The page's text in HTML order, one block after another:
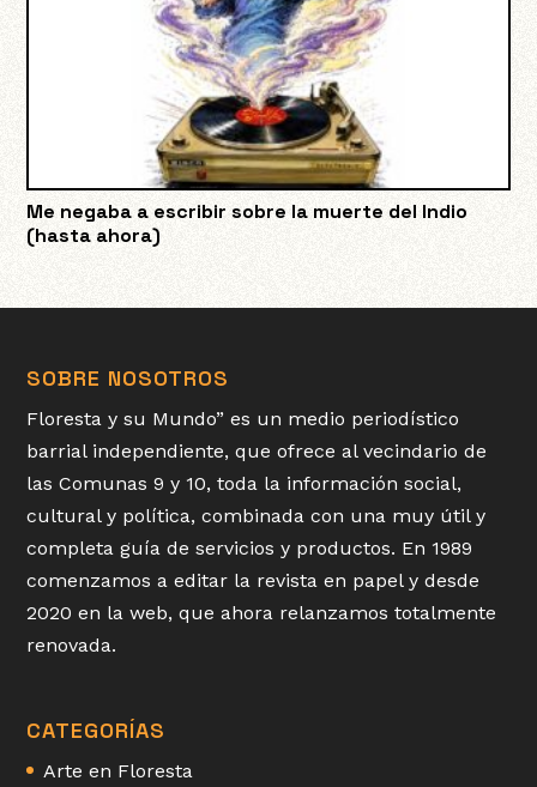
Me negaba a escribir sobre la muerte del Indio
(hasta ahora)
SOBRE NOSOTROS
Floresta y su Mundo” es un medio periodístico
barrial independiente, que ofrece al vecindario de
las Comunas 9 y 10, toda la información social,
cultural y política, combinada con una muy útil y
completa guía de servicios y productos. En 1989
comenzamos a editar la revista en papel y desde
2020 en la web, que ahora relanzamos totalmente
renovada.
CATEGORÍAS
Arte en Floresta